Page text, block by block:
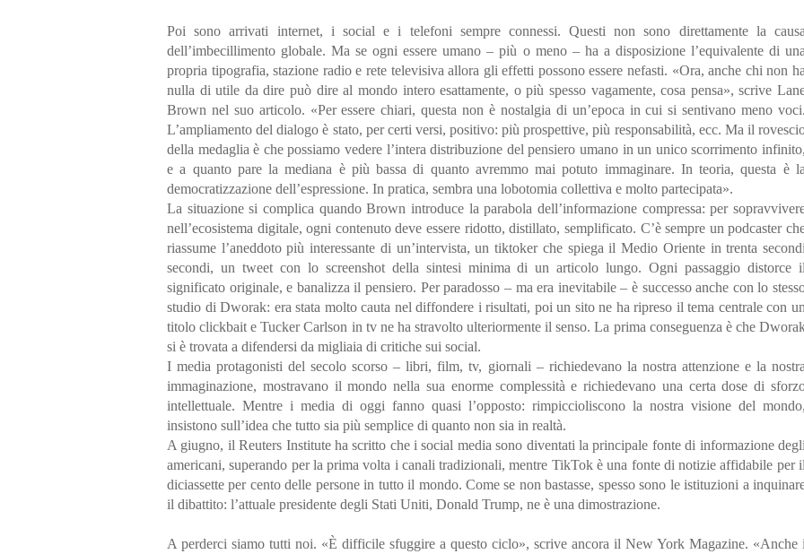
Poi sono arrivati internet, i social e i telefoni sempre connessi. Questi non sono direttamente la causa
dell’imbecillimento globale. Ma se ogni essere umano – più o meno – ha a disposizione l’equivalente di una
propria tipografia, stazione radio e rete televisiva allora gli effetti possono essere nefasti. «Ora, anche chi non ha
nulla di utile da dire può dire al mondo intero esattamente, o più spesso vagamente, cosa pensa», scrive
Brown nel suo articolo. «Per essere chiari, questa non è nostalgia di un’epoca in cui si sentivano meno voci.
L’ampliamento del dialogo è stato, per certi versi, positivo: più prospettive, più responsabilità, ecc. Ma il
della medaglia è che possiamo vedere l’intera distribuzione del pensiero umano in un unico scorrimento infinito,
e a quanto pare la mediana è più bassa di quanto avremmo mai potuto immaginare. In teoria, questa è la
democratizzazione dell’espressione. In pratica, sembra una lobotomia collettiva e molto partecipata».
La situazione si complica quando Brown introduce la parabola dell’informazione compressa: per
nell’ecosistema digitale, ogni contenuto deve essere ridotto, distillato, semplificato. C’è sempre un podcaster
riassume l’aneddoto più interessante di un’intervista, un tiktoker che spiega il Medio Oriente in trenta secondi
secondi, un tweet con lo screenshot della sintesi minima di un articolo lungo. Ogni passaggio distorce il
significato originale, e banalizza il pensiero. Per paradosso – ma era inevitabile – è successo anche con lo
studio di Dworak: era stata molto cauta nel diffondere i risultati, poi un sito ne ha ripreso il tema centrale con un
titolo clickbait e Tucker Carlson in tv ne ha stravolto ulteriormente il senso. La prima conseguenza è che
si è trovata a difendersi da migliaia di critiche sui social.
I media protagonisti del secolo scorso – libri, film, tv, giornali – richiedevano la nostra attenzione e la nostra
immaginazione, mostravano il mondo nella sua enorme complessità e richiedevano una certa dose di
intellettuale. Mentre i media di oggi fanno quasi l’opposto: rimpiccioliscono la nostra visione del mondo,
insistono sull’idea che tutto sia più semplice di quanto non sia in realtà.
A giugno, il Reuters Institute ha scritto che i social media sono diventati la principale fonte di informazione degli
americani, superando per la prima volta i canali tradizionali, mentre TikTok è una fonte di notizie affidabile per il
diciassette per cento delle persone in tutto il mondo. Come se non bastasse, spesso sono le istituzioni a
il dibattito: l’attuale presidente degli Stati Uniti, Donald Trump, ne è una dimostrazione.
A perderci siamo tutti noi. «È difficile sfuggire a questo ciclo», scrive ancora il New York Magazine. «Anche i